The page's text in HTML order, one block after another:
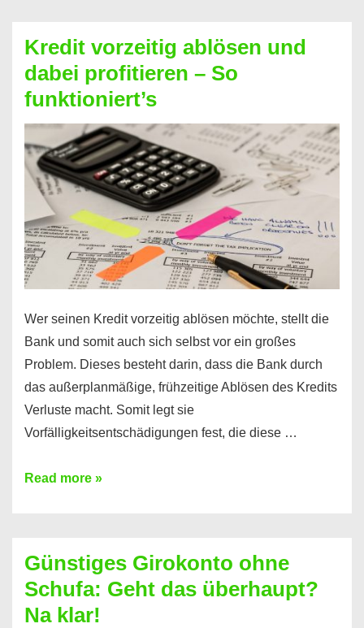
Kredit
berechnen
–
Mit
diesen
Regeln!
Kredit vorzeitig ablösen und
dabei profitieren – So
funktioniert’s
Wer seinen Kredit vorzeitig ablösen möchte, stellt die
Bank und somit auch sich selbst vor ein großes
Problem. Dieses besteht darin, dass die Bank durch
das außerplanmäßige, frühzeitige Ablösen des Kredits
Verluste macht. Somit legt sie
Vorfälligkeitsentschädigungen fest, die diese …
Kredit
dabei
profitieren
–
Read more »
Günstiges Girokonto ohne
Schufa: Geht das überhaupt?
Na klar!